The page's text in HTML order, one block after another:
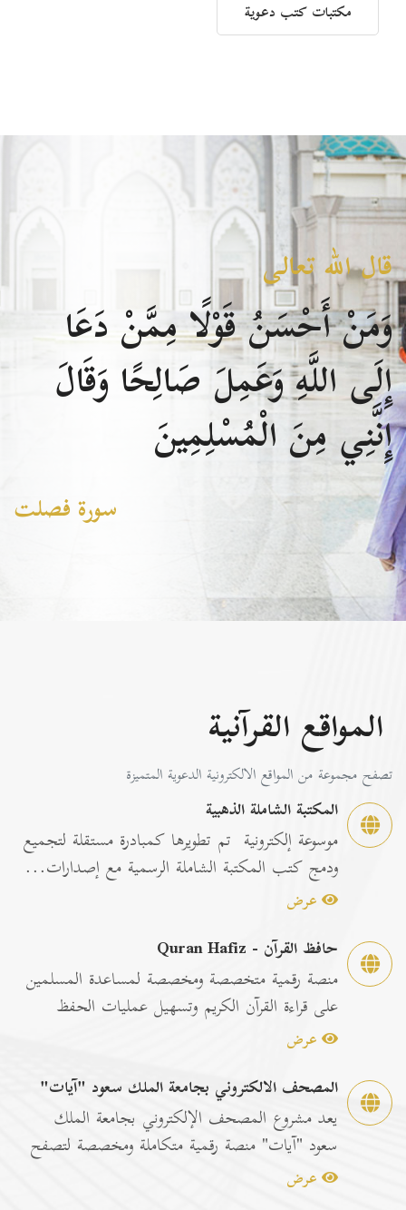
مكتبات كتب دعوية
قال الله تعالى
وَمَنْ أَحْسَنُ قَوْلًا مِمَّنْ دَعَا
إِلَى اللَّهِ وَعَمِلَ صَالِحًا وَقَالَ
إِنَّنِي مِنَ الْمُسْلِمِينَ
سورة فصلت
المواقع القرآنية
تصفح مجموعة من المواقع الالكترونية الدعوية المتميزة
المكتبة الشاملة الذهبية
موسوعة إلكترونية تم تطويرها كمبادرة مستقلة لتجميع
ودمج كتب المكتبة الشاملة الرسمية مع إصدارات...
عرض
حافظ القرآن - Quran Hafiz
منصة رقمية متخصصة ومخصصة لمساعدة المسلمين
على قراءة القرآن الكريم وتسهيل عمليات الحفظ
والمراجعة عبر...
عرض
المصحف الالكتروني بجامعة الملك سعود "آيات"
يعد مشروع المصحف الإلكتروني بجامعة الملك
سعود "آيات" منصة رقمية متكاملة ومخصصة لتصفح
وقراءة القرآن ا...
عرض